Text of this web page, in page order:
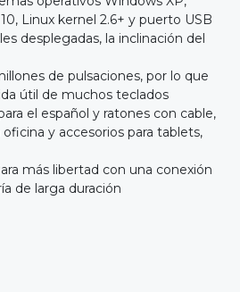
Linux kernel 2.6+ y puerto USB
desplegadas, la inclinación del
de pulsaciones, por lo que
útil de muchos teclados
el español y ratones con cable,
y accesorios para tablets,
más libertad con una conexión
de larga duración